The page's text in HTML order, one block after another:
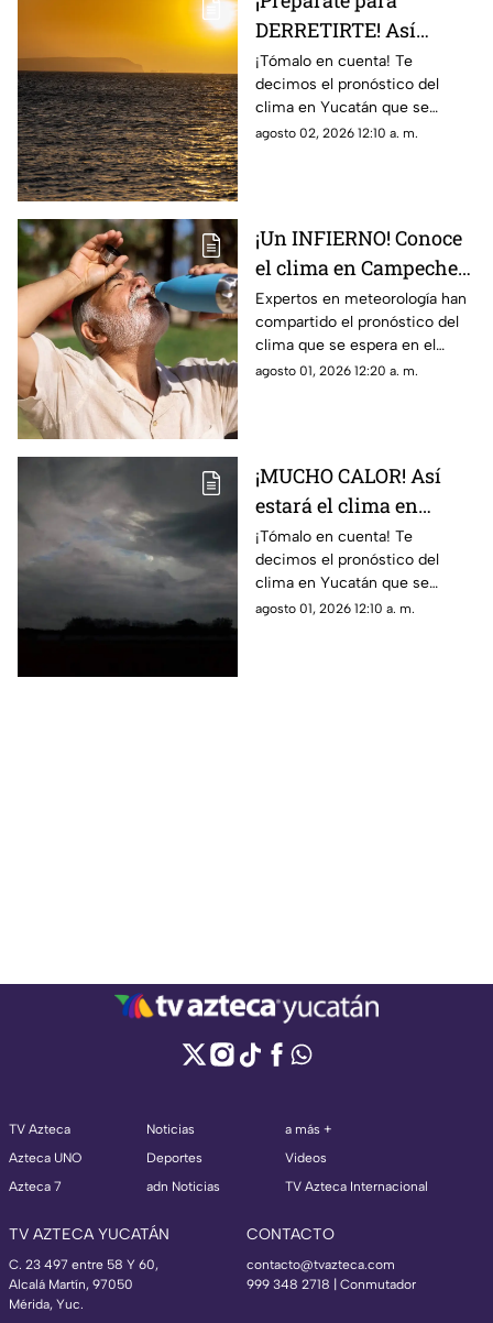
DERRETIRTE! Así
estará el clima en
Yucatán HOY, 2 de
agosto de 2026
¡Tómalo en cuenta! Te
decimos el pronóstico del
clima en Yucatán que se
espera durante la jornada del
agosto 02, 2026 12:10 a. m.
¡Un INFIERNO! Conoce
el clima en Campeche
hoy, 1 de agosto de 2026
Expertos en meteorología han
compartido el pronóstico del
clima que se espera en el
estado de Campeche durante
agosto 01, 2026 12:20 a. m.
¡MUCHO CALOR! Así
estará el clima en
Yucatán hoy, 1 de
agosto de 2026
¡Tómalo en cuenta! Te
decimos el pronóstico del
clima en Yucatán que se
espera durante la jornada del
agosto 01, 2026 12:10 a. m.
TV Azteca
Azteca UNO
Azteca 7
Noticias
Deportes
adn Noticias
a más +
Videos
TV Azteca Internacional
TV AZTECA YUCATÁN
C. 23 497 entre 58 Y 60,
Alcalá Martín, 97050
Mérida, Yuc.
CONTACTO
contacto@tvazteca.com
999 348 2718 | Conmutador